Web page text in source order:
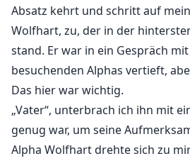
Absatz kehrt und schritt auf
Wolfhart, zu, der in der
stand. Er war in ein Gespräch
besuchenden Alphas vertieft,
Das hier war wichtig.
„Vater“, unterbrach ich ihn mit
genug war, um seine
Alpha Wolfhart drehte sich zu